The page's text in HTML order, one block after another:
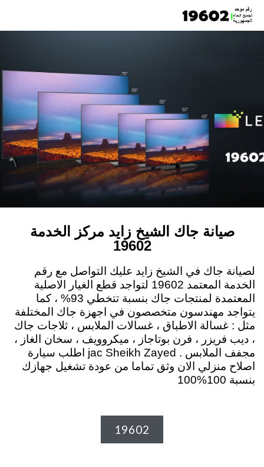
صيانة جاك الشيخ زايد مركز الخدمة
19602
لصيانة جاك في الشيخ زايد عليك التواصل مع رقم
الخدمة المعتمد 19602 لتواجد قطع الغيار الاصلية
المعتمدة لمنتجات جاك بنسبة تتخطي 93% ، كما
يتواجد مهندسون متخصصون في اجهزة جاك المختلفة
مثل : غسالة الاطباق ، غسالات الملابس ، ثلاجات جاك
، ديب فريزر ، فرن بوتاجاز ، ميكروويف ، سخان الغاز ،
مجفف الملابس . jac Sheikh Zayed اطلب سيارة
اصلاح منزلي الان وثق تماما من عودة تشغيل جهازك
بنسبة 100%100
19602